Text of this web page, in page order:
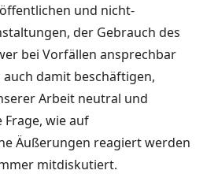
und nicht-
der Gebrauch des
bei Vorfällen ansprechbar
damit beschäftigen,
Arbeit neutral und
Frage, wie auf
Äußerungen reagiert werden
mitdiskutiert.